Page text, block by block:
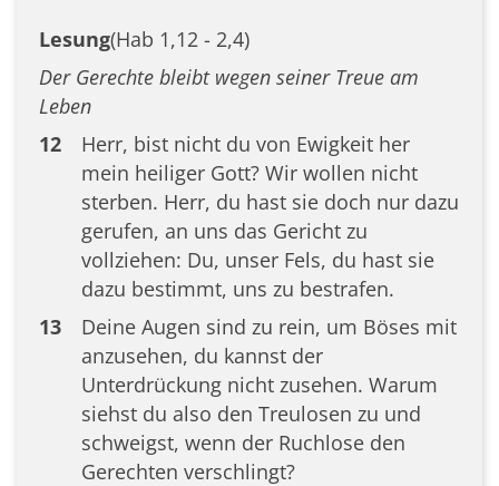
Lesung(Hab 1,12 - 2,4)
Der Gerechte bleibt wegen seiner Treue am
Leben
12
Herr, bist nicht du von Ewigkeit her
mein heiliger Gott? Wir wollen nicht
sterben. Herr, du hast sie doch nur dazu
gerufen, an uns das Gericht zu
vollziehen: Du, unser Fels, du hast sie
dazu bestimmt, uns zu bestrafen.
13
Deine Augen sind zu rein, um Böses mit
anzusehen, du kannst der
Unterdrückung nicht zusehen. Warum
siehst du also den Treulosen zu und
schweigst, wenn der Ruchlose den
Gerechten verschlingt?